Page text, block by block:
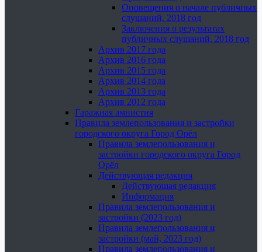
Оповещения о начале публичных
слушаний, 2018 год
Заключения о результатах
публичных слушаний, 2018 год
Архив 2017 года
Архив 2016 года
Архив 2015 года
Архив 2014 года
Архив 2013 года
Архив 2012 года
Гаражная амнистия
Правила землепользования и застройки
городского округа Город Орёл
Правила землепользования и
застройки городского округа Город
Орёл
Действующая редакция
Действующая редакция
Информация
Правила землепользования и
застройки (2023 год)
Правила землепользования и
застройки (май, 2023 год)
Правила землепользования и